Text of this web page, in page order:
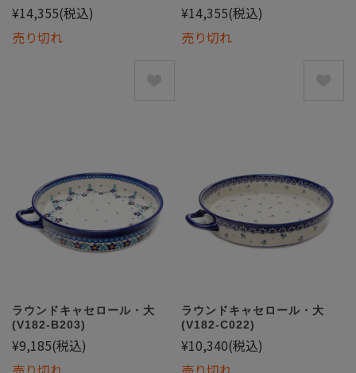
¥14,355(税込)
売り切れ
¥14,355(税込)
売り切れ
ラウンドキャセロール・大
(V182-B203)
¥9,185(税込)
ラウンドキャセロール・大
(V182-C022)
¥10,340(税込)